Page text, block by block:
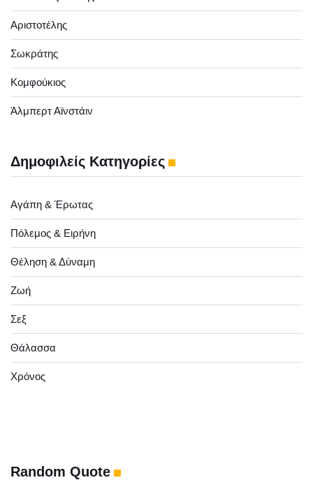
Αριστοτέλης
Σωκράτης
Κομφούκιος
Άλμπερτ Αϊνστάιν
Δημοφιλείς Κατηγορίες
Αγάπη & Έρωτας
Πόλεμος & Ειρήνη
Θέληση & Δύναμη
Ζωή
Σεξ
Θάλασσα
Χρόνος
Random Quote